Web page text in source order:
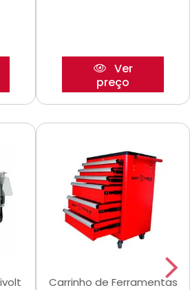
Ver
preço
Carrinho de Ferramentas